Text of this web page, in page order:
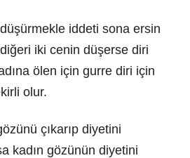
iddeti sona ersin
iki cenin düşerse diri
ölen için gurre diri için
olur.
çıkarıp diyetini
kadın gözünün diyetini